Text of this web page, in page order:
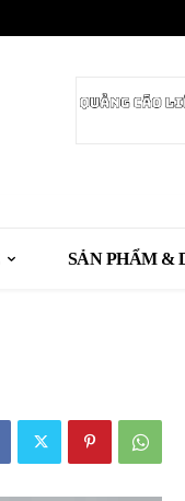
SẢN PHẨM &